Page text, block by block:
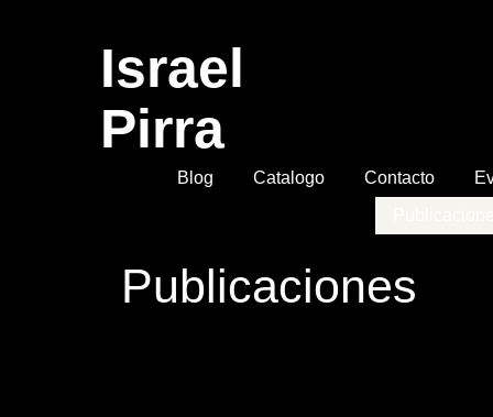
Israel
Pirra
Blog Catalogo Contacto
Publicaciones